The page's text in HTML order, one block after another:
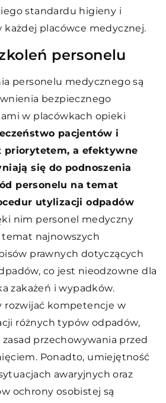
standardu higieny i
każdej placówce medycznej.
personelu
personelu medycznego są
bezpiecznego
w placówkach opieki
pacjentów i
priorytetem, a efektywne
się do podnoszenia
personelu na temat
utylizacji odpadów
nim personel medyczny
najnowszych
prawnych dotyczących
co jest nieodzowne dla
zakażeń i wypadków.
rozwijać kompetencje w
różnych typów odpadów,
przechowywania przed
Ponadto, umiejętność
awaryjnych oraz
ochrony osobistej są